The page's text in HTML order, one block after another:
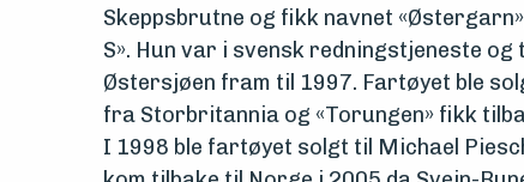
Skeppsbrutne og fikk navnet
S». Hun var i svensk redningstjeneste
Østersjøen fram til 1997. Fartøyet ble
fra Storbritannia og «Torungen» fikk
I 1998 ble fartøyet solgt til Michael